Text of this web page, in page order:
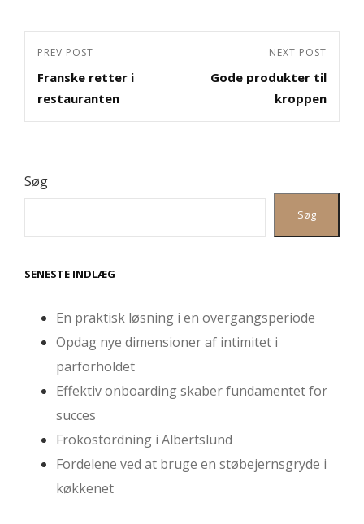
Indlægsnavigation
Previous
Post
PREV POST
Franske retter i
restauranten
Post
NEXT POST
Gode produkter til
kroppen
Søg
Søg
SENESTE INDLÆG
En praktisk løsning i en overgangsperiode
Opdag nye dimensioner af intimitet i
parforholdet
Effektiv onboarding skaber fundamentet for
succes
Frokostordning i Albertslund
Fordelene ved at bruge en støbejernsgryde i
køkkenet